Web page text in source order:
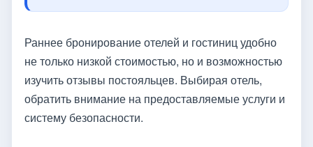
Раннее бронирование отелей и гостиниц удобно
не только низкой стоимостью, но и возможностью
изучить отзывы постояльцев. Выбирая отель,
обратить внимание на предоставляемые услуги и
систему безопасности.